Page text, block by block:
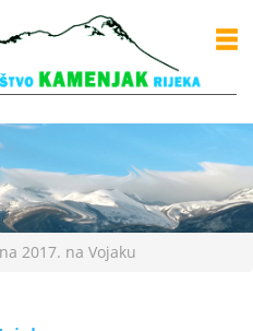
2017. na Vojaku